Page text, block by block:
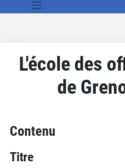
L'école des
de
Contenu
Titre